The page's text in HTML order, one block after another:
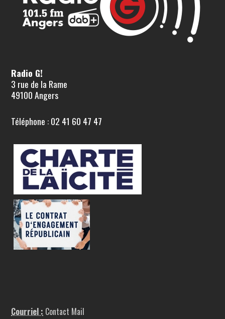
Radio G!
3 rue de la Rame
49100 Angers
Téléphone : 02 41 60 47 47
Courriel : Contact Mail